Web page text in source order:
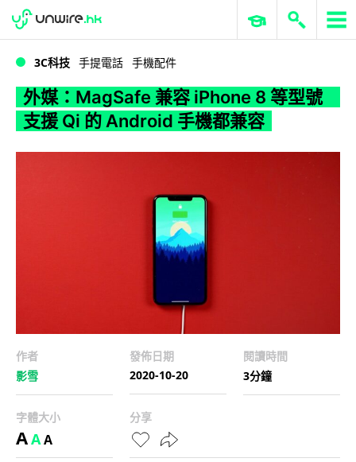
WWDC 2026 ERP 與商業 AI
3C科技 手提電話 手機配件
外媒：MagSafe 兼容 iPhone 8 等型號
支援 Qi 的 Android 手機都兼容
作者
影雪
發佈日期
2020-10-20
閱讀時間
3分鐘
字體大小
AAA
分享